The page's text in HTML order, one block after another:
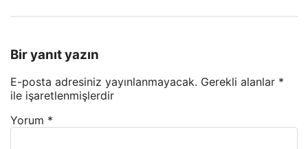
Bir yanıt yazın
E-posta adresiniz yayınlanmayacak. Gerekli alanlar *
ile işaretlenmişlerdir
Yorum *